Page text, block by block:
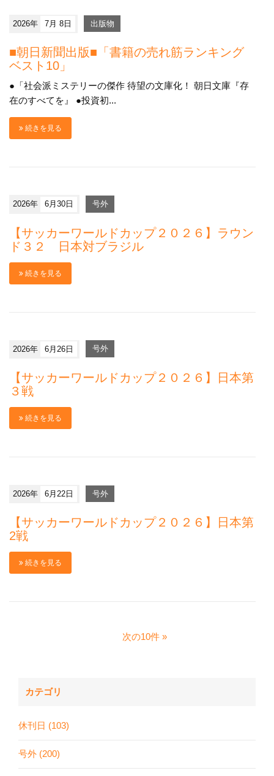
2026年 7月 8日 出版物
■朝日新聞出版■「書籍の売れ筋ランキング
ベスト10」
●「社会派ミステリーの傑作 待望の文庫化！ 朝日文庫『存
在のすべてを』 ●投資初...
続きを見る
2026年 6月30日 号外
【サッカーワールドカップ２０２６】ラウン
ド３２ 日本対ブラジル
続きを見る
2026年 6月26日 号外
【サッカーワールドカップ２０２６】日本第
３戦
続きを見る
2026年 6月22日 号外
【サッカーワールドカップ２０２６】日本第
2戦
続きを見る
次の10件
カテゴリ
休刊日 (103)
号外 (200)